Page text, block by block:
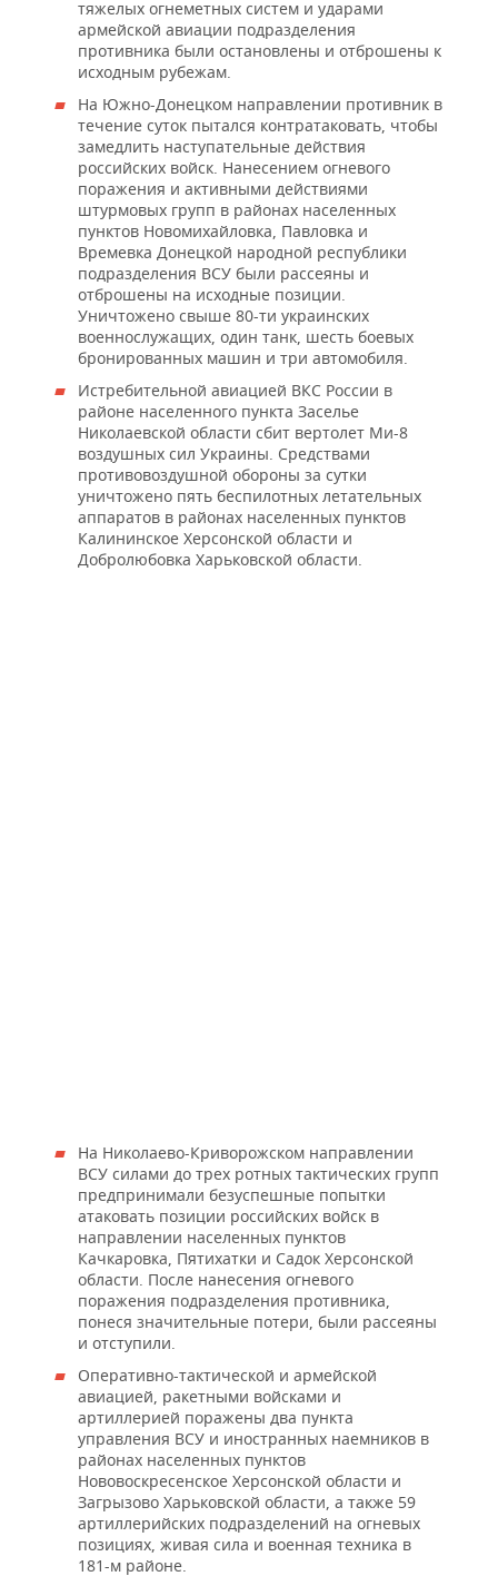
тяжелых огнеметных систем и ударами
армейской авиации подразделения
противника были остановлены и отброшены к
исходным рубежам.
На Южно-Донецком направлении противник в
течение суток пытался контратаковать, чтобы
замедлить наступательные действия
российских войск. Нанесением огневого
поражения и активными действиями
штурмовых групп в районах населенных
пунктов Новомихайловка, Павловка и
Времевка Донецкой народной республики
подразделения ВСУ были рассеяны и
отброшены на исходные позиции.
Уничтожено свыше 80-ти украинских
военнослужащих, один танк, шесть боевых
бронированных машин и три автомобиля.
Истребительной авиацией ВКС России в
районе населенного пункта Заселье
Николаевской области сбит вертолет Ми-8
воздушных сил Украины. Средствами
противовоздушной обороны за сутки
уничтожено пять беспилотных летательных
аппаратов в районах населенных пунктов
Калининское Херсонской области и
Добролюбовка Харьковской области.
На Николаево-Криворожском направлении
ВСУ силами до трех ротных тактических групп
предпринимали безуспешные попытки
атаковать позиции российских войск в
направлении населенных пунктов
Качкаровка, Пятихатки и Садок Херсонской
области. После нанесения огневого
поражения подразделения противника,
понеся значительные потери, были рассеяны
и отступили.
Оперативно-тактической и армейской
авиацией, ракетными войсками и
артиллерией поражены два пункта
управления ВСУ и иностранных наемников в
районах населенных пунктов
Нововоскресенское Херсонской области и
Загрызово Харьковской области, а также 59
артиллерийских подразделений на огневых
позициях, живая сила и военная техника в
181-м районе.